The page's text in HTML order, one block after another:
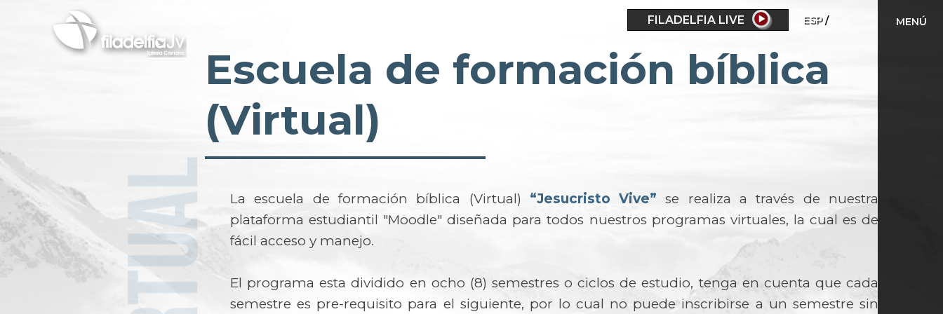
FILADELFIA LIVE ESP MENÚ
Escuela de formación bíblica
(Virtual)
La escuela de formación bíblica (Virtual) “Jesucristo Vive” se realiza a través de nuestra
plataforma estudiantil "Moodle" diseñada para todos nuestros programas virtuales, la cual es de
fácil acceso y manejo.
El programa esta dividido en ocho (8) semestres o ciclos de estudio, tenga en cuenta que cada
semestre es pre-requisito para el siguiente, por lo cual no puede inscribirse a un semestre sin